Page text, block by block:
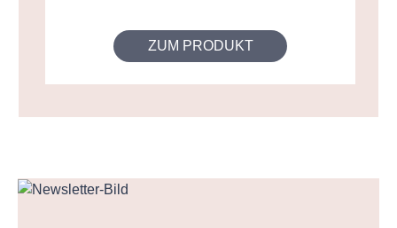
ZUM PRODUKT